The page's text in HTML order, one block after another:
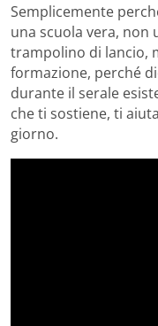
Semplicemente
una scuola vera, non
trampolino di lancio,
formazione, perché
durante il serale
che ti sostiene, ti
giorno.